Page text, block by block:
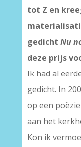
tot Z en
gedicht Nu
deze prijs
Ik had al
gedicht. In
op een
aan het
Kon ik